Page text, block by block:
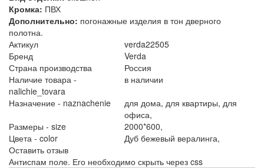
Кромка: ПВХ
Дополнительно: погонажные изделия в тон дверного
полотна.
Актикул
verda22505
Бренд
Verda
Страна производства
Россия
Наличие товара -
nalichie_tovara
в наличии
Назначение - naznachenie
для дома, для квартиры, для
офиса,
Размеры - size
2000*600,
Цвета - color
Дуб бежевый вералинга,
Оставить отзыв
Антиспам поле. Его необходимо скрыть через css